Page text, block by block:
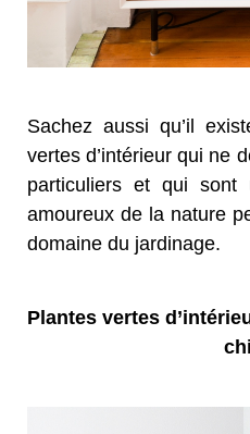
Sachez aussi qu’il
vertes d’intérieur qui ne
particuliers et qui
amoureux de la nature
domaine du jardinage.
Plantes vertes